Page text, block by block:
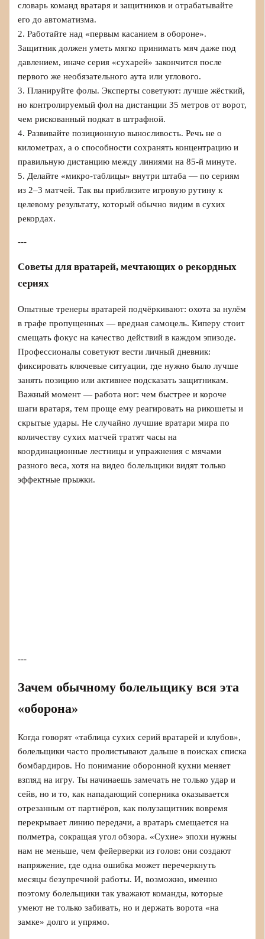
словарь команд вратаря и защитников и отрабатывайте
его до автоматизма.
2. Работайте над «первым касанием в обороне».
Защитник должен уметь мягко принимать мяч даже под
давлением, иначе серия «сухарей» закончится после
первого же необязательного аута или углового.
3. Планируйте фолы. Эксперты советуют: лучше жёсткий,
но контролируемый фол на дистанции 35 метров от ворот,
чем рискованный подкат в штрафной.
4. Развивайте позиционную выносливость. Речь не о
километрах, а о способности сохранять концентрацию и
правильную дистанцию между линиями на 85-й минуте.
5. Делайте «микро-таблицы» внутри штаба — по сериям
из 2–3 матчей. Так вы приблизите игровую рутину к
целевому результату, который обычно видим в сухих
рекордах.
---
Советы для вратарей, мечтающих о рекордных
сериях
Опытные тренеры вратарей подчёркивают: охота за нулём
в графе пропущенных — вредная самоцель. Киперу стоит
смещать фокус на качество действий в каждом эпизоде.
Профессионалы советуют вести личный дневник:
фиксировать ключевые ситуации, где нужно было лучше
занять позицию или активнее подсказать защитникам.
Важный момент — работа ног: чем быстрее и короче
шаги вратаря, тем проще ему реагировать на рикошеты и
скрытые удары. Не случайно лучшие вратари мира по
количеству сухих матчей тратят часы на
координационные лестницы и упражнения с мячами
разного веса, хотя на видео болельщики видят только
эффектные прыжки.
---
Зачем обычному болельщику вся эта
«оборона»
Когда говорят «таблица сухих серий вратарей и клубов»,
болельщики часто пролистывают дальше в поисках списка
бомбардиров. Но понимание оборонной кухни меняет
взгляд на игру. Ты начинаешь замечать не только удар и
сейв, но и то, как нападающий соперника оказывается
отрезанным от партнёров, как полузащитник вовремя
перекрывает линию передачи, а вратарь смещается на
полметра, сокращая угол обзора. «Сухие» эпохи нужны
нам не меньше, чем фейерверки из голов: они создают
напряжение, где одна ошибка может перечеркнуть
месяцы безупречной работы. И, возможно, именно
поэтому болельщики так уважают команды, которые
умеют не только забивать, но и держать ворота «на
замке» долго и упрямо.